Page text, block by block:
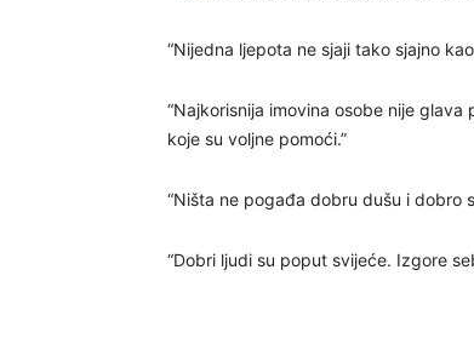
“Nijedna ljepota ne sjaji tako sjajno
“Najkorisnija imovina osobe nije
koje su voljne pomoći.”
“Ništa ne pogađa dobru dušu i dobro
“Dobri ljudi su poput svijeće. Izgore